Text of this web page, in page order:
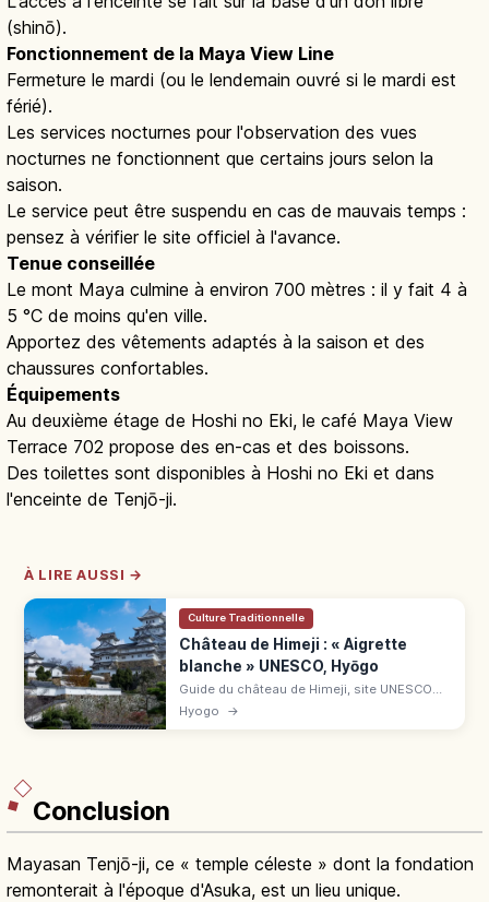
(shinō).
Fonctionnement de la Maya View Line
Fermeture le mardi (ou le lendemain ouvré si le mardi est
férié).
Les services nocturnes pour l'observation des vues
nocturnes ne fonctionnent que certains jours selon la
saison.
Le service peut être suspendu en cas de mauvais temps :
pensez à vérifier le site officiel à l'avance.
Tenue conseillée
Le mont Maya culmine à environ 700 mètres : il y fait 4 à
5 °C de moins qu'en ville.
Apportez des vêtements adaptés à la saison et des
chaussures confortables.
Équipements
Au deuxième étage de Hoshi no Eki, le café Maya View
Terrace 702 propose des en-cas et des boissons.
Des toilettes sont disponibles à Hoshi no Eki et dans
l'enceinte de Tenjō-ji.
À LIRE AUSSI →
Culture Traditionnelle
Château de Himeji : « Aigrette
blanche » UNESCO, Hyōgo
Guide du château de Himeji, site UNESCO
surnommé « Aigrette blanche » : grand
donjon, jardin Kōkoen, cerisiers et accès
Hyogo →
Conclusion
Mayasan Tenjō-ji, ce « temple céleste » dont la fondation
remonterait à l'époque d'Asuka, est un lieu unique.